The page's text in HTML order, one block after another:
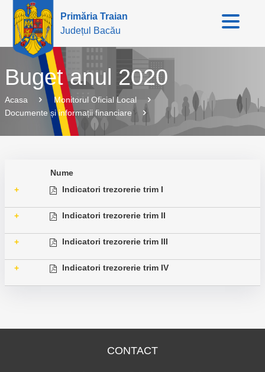
Primăria Traian
Județul Bacău
Buget anul 2020
Acasa
Monitorul Oficial Local
Documente și informații financiare
Nume
+
Indicatori trezorerie trim I
+ Indicatori trezorerie trim II
+ Indicatori trezorerie trim III
+ Indicatori trezorerie trim IV
CONTACT